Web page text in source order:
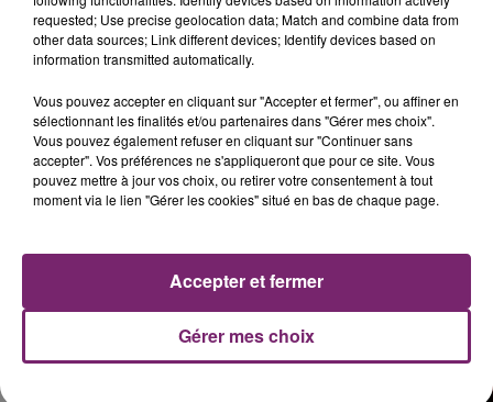
requested; Use precise geolocation data; Match and combine data from
other data sources; Link different devices; Identify devices based on
information transmitted automatically.
Vous pouvez accepter en cliquant sur "Accepter et fermer", ou affiner en
sélectionnant les finalités et/ou partenaires dans "Gérer mes choix".
Vous pouvez également refuser en cliquant sur "Continuer sans
accepter". Vos préférences ne s'appliqueront que pour ce site. Vous
pouvez mettre à jour vos choix, ou retirer votre consentement à tout
moment via le lien "Gérer les cookies" situé en bas de chaque page.
Gérer mes choix
Accepter et fermer